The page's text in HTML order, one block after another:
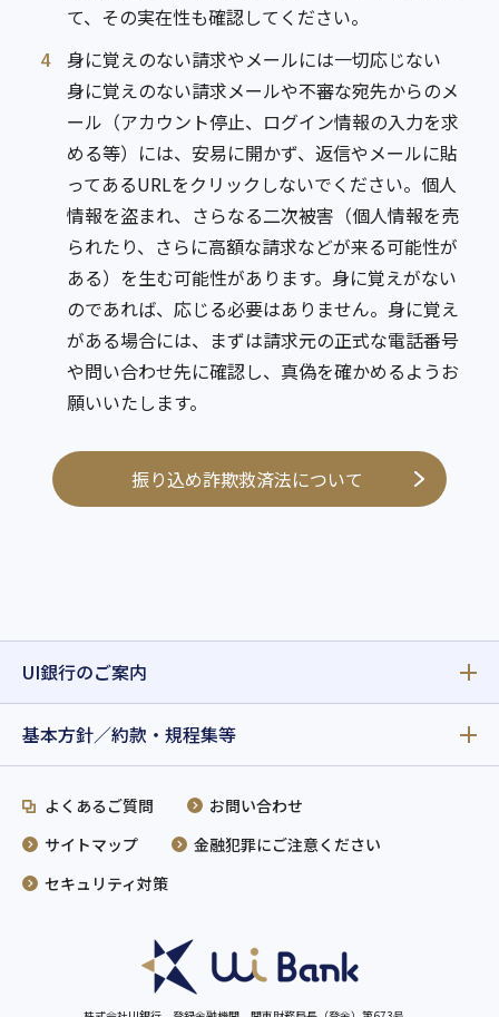
て、その実在性も確認してください。
4
身に覚えのない請求やメールには一切応じない
身に覚えのない請求メールや不審な宛先からのメ
ール（アカウント停止、ログイン情報の入力を求
める等）には、安易に開かず、返信やメールに貼
ってあるURLをクリックしないでください。個人
情報を盗まれ、さらなる二次被害（個人情報を売
られたり、さらに高額な請求などが来る可能性が
ある）を生む可能性があります。身に覚えがない
のであれば、応じる必要はありません。身に覚え
がある場合には、まずは請求元の正式な電話番号
や問い合わせ先に確認し、真偽を確かめるようお
願いいたします。
振り込め詐欺救済法について
UI銀行のご案内
基本方針／約款・規程集等
よくあるご質問
お問い合わせ
サイトマップ
金融犯罪にご注意ください
セキュリティ対策